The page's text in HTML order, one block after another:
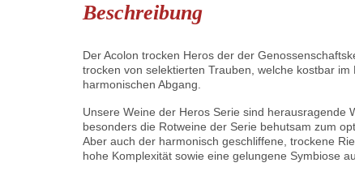
Beschreibung
Der Acolon trocken Heros der der
trocken von selektierten Trauben, welche kostbar
harmonischen Abgang.
Unsere Weine der Heros Serie sind
besonders die Rotweine der Serie behutsam zum
Aber auch der harmonisch geschliffene, trockene
hohe Komplexität sowie eine gelungene Symbiose